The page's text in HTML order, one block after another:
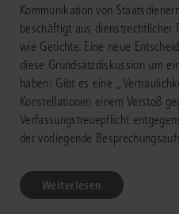
Kommunikation von
beschäftigt aus dienstrechtlicher
wie Gerichte. Eine neue
diese Grundsatzdiskussion um
haben: Gibt es eine
Konstellationen einem Verstoß
Verfassungstreuepflicht
der vorliegende
Weiterlesen